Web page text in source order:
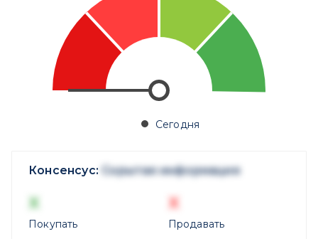
Сегодня
Консенсус: Скрытая информация
X
Покупать
X
Продавать